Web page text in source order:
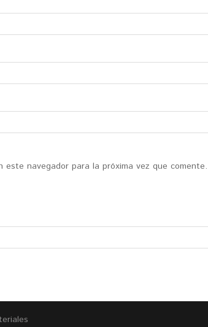
navegador para la próxima vez que comente.